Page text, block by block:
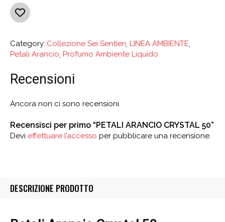
Category: Collezione Sei Sentieri LINEA AMBIENTE
Petali Arancio Profumo Ambiente Liquido
Recensioni
Ancora non ci sono recensioni.
Recensisci per primo “PETALI ARANCIO CRYSTAL 50”
Devi effettuare l’accesso per pubblicare una recensione.
DESCRIZIONE PRODOTTO